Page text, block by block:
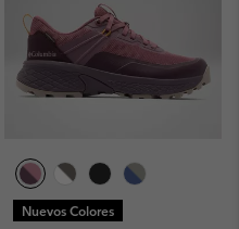
Nuevos Colores